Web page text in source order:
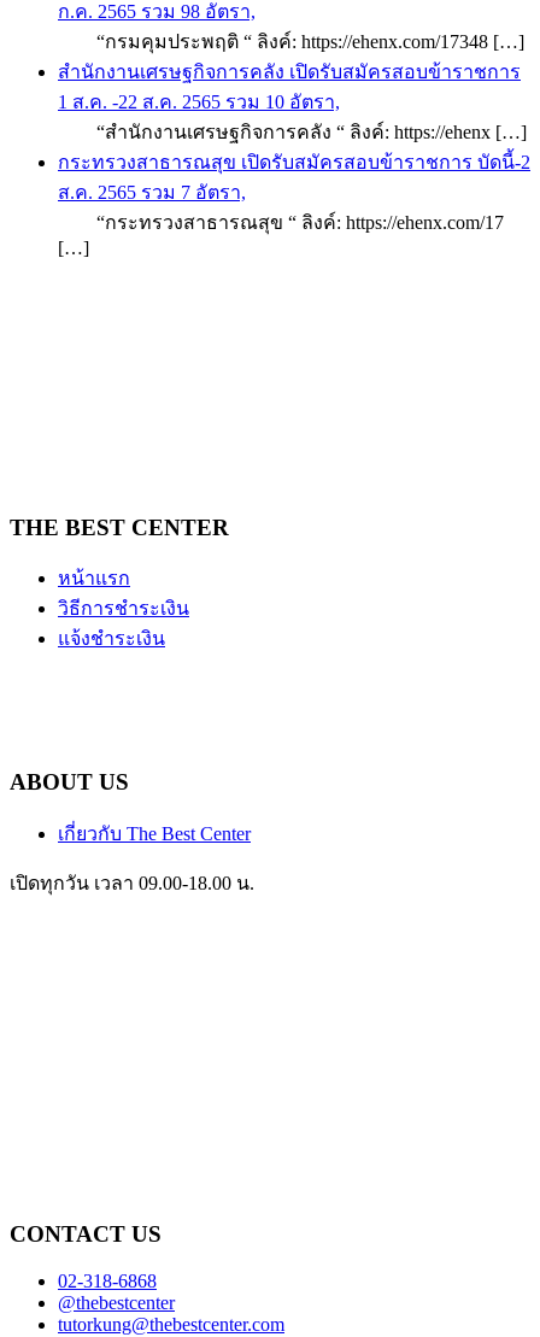
ก.ค. 2565 รวม 98 อัตรา,
“กรมคุมประพฤติ “ ลิงค์: https://ehenx.com/17348 […]
สำนักงานเศรษฐกิจการคลัง เปิดรับสมัครสอบข้าราชการ
1 ส.ค. -22 ส.ค. 2565 รวม 10 อัตรา,
“สำนักงานเศรษฐกิจการคลัง “ ลิงค์: https://ehenx […]
กระทรวงสาธารณสุข เปิดรับสมัครสอบข้าราชการ บัดนี้-2
ส.ค. 2565 รวม 7 อัตรา,
“กระทรวงสาธารณสุข “ ลิงค์: https://ehenx.com/17
[…]
THE BEST CENTER
หน้าแรก
วิธีการชำระเงิน
แจ้งชำระเงิน
ABOUT US
เกี่ยวกับ The Best Center
เปิดทุกวัน เวลา 09.00-18.00 น.
CONTACT US
02-318-6868
@thebestcenter
tutorkung@thebestcenter.com